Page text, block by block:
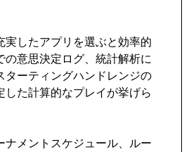
したアプリを選ぶと効率的
意思決定ログ、統計解析に
ターティングハンドレンジの
た計算的なプレイが挙げら
ナメントスケジュール、ルー